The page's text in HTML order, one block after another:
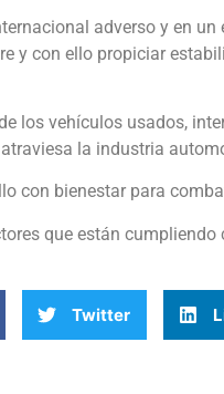
adverso y en
y con ello propiciar
los vehículos usados,
la industria
con bienestar para
que están
Twitter